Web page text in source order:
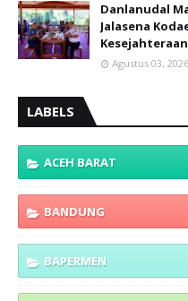
Danlanudal
Jalasena
Agustus 03, 2026
LABELS
ACEH BARAT
BANDUNG
BAPERMEN